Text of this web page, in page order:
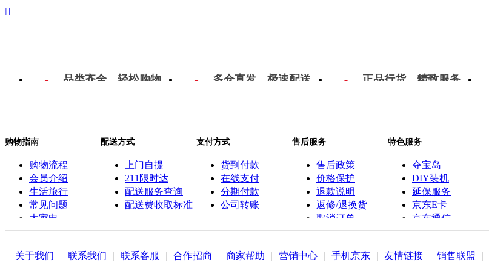

品类齐全，轻松购物 多仓直发，极速配送 正品行货，精致服务
购物指南
购物流程
会员介绍
生活旅行
常见问题
大家电
联系客服
配送方式
上门自提
211限时达
配送服务查询
配送费收取标准
支付方式
货到付款
在线支付
分期付款
公司转账
售后服务
售后政策
价格保护
退款说明
返修/退换货
取消订单
特色服务
夺宝岛
DIY装机
延保服务
京东E卡
京东通信
京鱼座智能
关于我们 | 联系我们 | 联系客服 | 合作招商 | 商家帮助 | 营销中心 | 手机京东 | 友情链接 | 销售联盟 |